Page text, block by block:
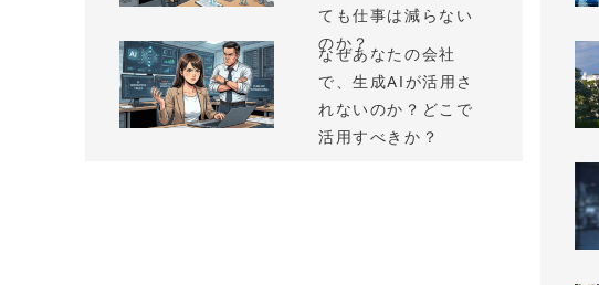
ても仕事は減らない
のか？
なぜあなたの会社
で、生成AIが活用さ
れないのか？どこで
活用すべきか？